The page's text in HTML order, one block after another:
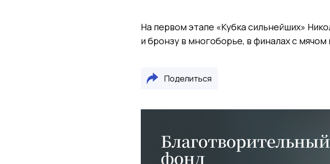
На первом этапе «Кубка сильнейших»
и бронзу в многоборье, в финалах с мячом
Поделиться